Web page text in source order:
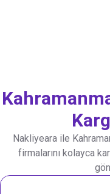
Nakliyeara ile
firmalarını kolayca
Nakliye Rotası Ara